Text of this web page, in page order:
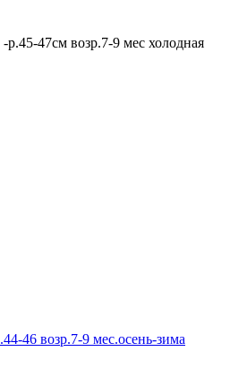
47см возр.7-9 мес холодная
46 возр.7-9 мес.осень-зима